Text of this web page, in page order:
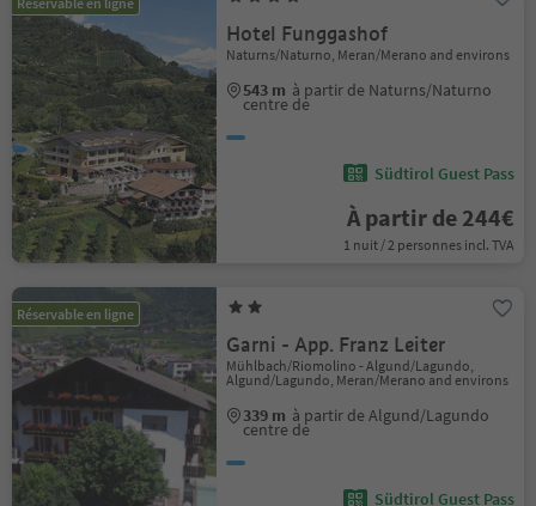
Hotel Funggashof
Naturns/Naturno, Meran/Merano and environs
543 m à partir de Naturns/Naturno
centre de
Südtirol Guest Pass
À partir de 244€
1 nuit / 2 personnes incl. TVA
Réservable en ligne
Garni - App. Franz Leiter
Mühlbach/Riomolino - Algund/Lagundo,
Algund/Lagundo, Meran/Merano and environs
339 m à partir de Algund/Lagundo
centre de
Südtirol Guest Pass